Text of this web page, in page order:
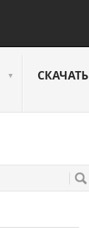
▼ СКАЧАТЬ